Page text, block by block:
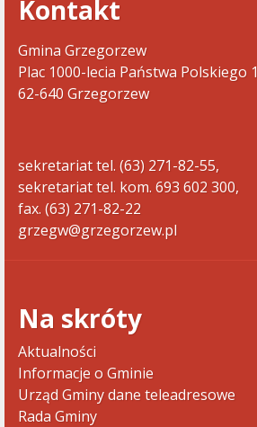
Kontakt
Gmina Grzegorzew
Plac 1000-lecia Państwa Polskiego 1
62-640 Grzegorzew
sekretariat tel. (63) 271-82-55,
sekretariat tel. kom. 693 602 300,
fax. (63) 271-82-22
grzegw@grzegorzew.pl
Na skróty
Aktualności
Informacje o Gminie
Urząd Gminy dane teleadresowe
Rada Gminy